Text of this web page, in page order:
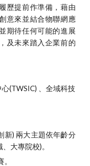
歷提前作準備，藉由
意來並結合物聯網應
期待任何可能的進展
及未來踏入企業前的
(TWSIC) 、全域科技
新) 兩大主題依年齡分
大專院校)。